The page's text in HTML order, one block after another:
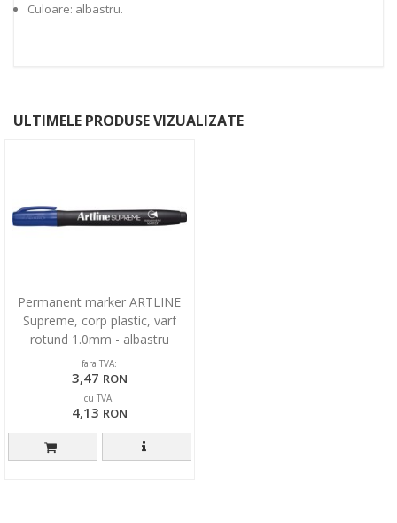
Culoare: albastru.
ULTIMELE PRODUSE VIZUALIZATE
Permanent marker ARTLINE
Supreme, corp plastic, varf
rotund 1.0mm - albastru
fara TVA:
3,47 RON
cu TVA:
4,13 RON